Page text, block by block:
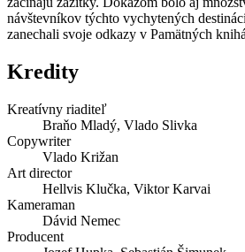
návštevníkov týchto vychytených
zanechali svoje odkazy v Pamätných
Kredity
Kreatívny riaditeľ
Braňo Mladý, Vlado Slivka
Copywriter
Vlado Križan
Art director
Hellvis Klučka, Viktor Karvai
Kameraman
Dávid Nemec
Producent